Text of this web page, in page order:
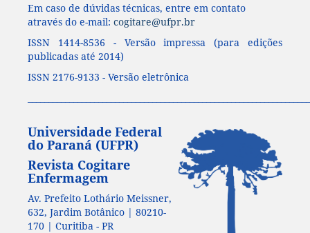
Em caso de dúvidas técnicas, entre em contato
através do e-mail: cogitare@ufpr.br
ISSN 1414-8536 - Versão impressa (para edições
publicadas até 2014)
ISSN 2176-9133 - Versão eletrônica
Universidade Federal
do Paraná (UFPR)
Revista Cogitare
Enfermagem
Av. Prefeito Lothário Meissner,
632, Jardim Botânico | 80210-
170 | Curitiba - PR